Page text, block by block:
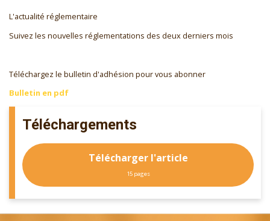
Téléchargements
Télécharger l'article
15 pages
L'actualité réglementaire
Suivez les nouvelles réglementations des deux derniers mois
Téléchargez le bulletin d'adhésion pour vous abonner
Bulletin en pdf